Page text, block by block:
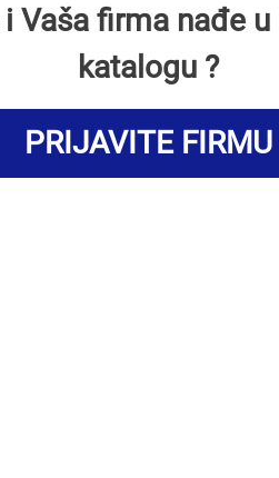
Vaša firma nađe
katalogu ?
PRIJAVITE FIRMU